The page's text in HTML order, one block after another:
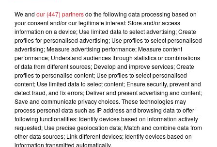
Des vitres tombent de la tour
Montparnasse : des désaccords
entre...
Incendies en Gironde : encore
plusieurs semaines avant
l'extinction...
We and our (447) partnersdo the following data processing based on
your consent and/or our legitimate interest: Store and/or access
information on a device; Use limited data to select advertising; Create
profiles for personalised advertising; Use profiles to select personalised
advertising; Measure advertising performance; Measure content
performance; Understand audiences through statistics or combinations
of data from different sources; Develop and improve services; Create
profiles to personalise content; Use profiles to select personalised
content; Use limited data to select content; Ensure security, prevent and
detect fraud, and fix errors; Deliver and present advertising and content;
Save and communicate privacy choices. These technologies may
process personal data such as IP address and browsing data to offer
following functionalities: Identify devices based on information actively
requested; Use precise geolocation data; Match and combine data from
other data sources; Link different devices; Identify devices based on
information transmitted automatically.